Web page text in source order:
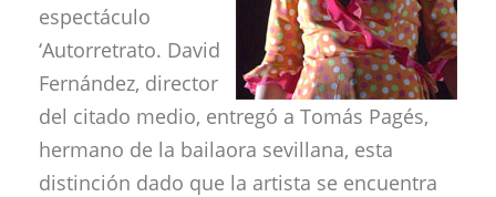
espectáculo
‘Autorretrato. David
Fernández, director
del citado medio, entregó a Tomás Pagés,
hermano de la bailaora sevillana, esta
distinción dado que la artista se encuentra